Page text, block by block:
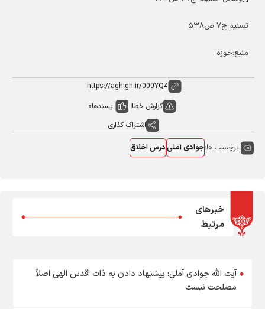
تسنیم ج۷ ص۵۳۸
منبع:حوزه
گزارش خطا پسندها0
اشتراک گذاری
برچسب ها:جوادی آملیدرس اخلاق
خبرهای
مرتبط
آیت الله جوادی آملی: پیشنهاد دادن به ذات اقدس الهی اصلاً
مصلحت نیست